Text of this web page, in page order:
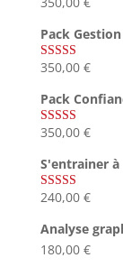
Pack
Note5.00
350,00 €
Pack
Note5.00
350,00 €
S'entrainer
Note4.83
240,00 €
Analyse
180,00 €